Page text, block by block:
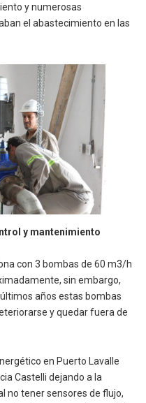
y numerosas
el abastecimiento en las
y mantenimiento
con 3 bombas de 60 m3/h
sin embargo,
años estas bombas
y quedar fuera de
en Puerto Lavalle
Castelli dejando a la
no tener sensores de flujo,